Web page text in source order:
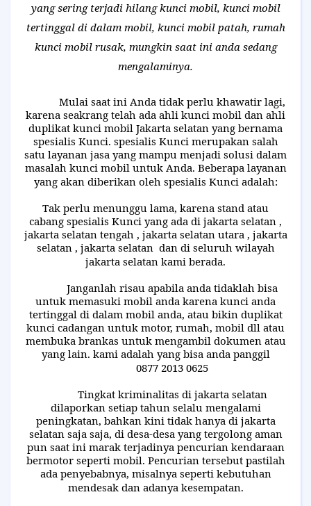
yang sering terjadi hilang kunci mobil, kunci mobil
tertinggal di dalam mobil, kunci mobil patah, rumah
kunci mobil rusak, mungkin saat ini anda sedang
mengalaminya.
Mulai saat ini Anda tidak perlu khawatir lagi,
karena seakrang telah ada ahli kunci mobil dan ahli
duplikat kunci mobil Jakarta selatan yang bernama
spesialis Kunci. spesialis Kunci merupakan salah
satu layanan jasa yang mampu menjadi solusi dalam
masalah kunci mobil untuk Anda. Beberapa layanan
yang akan diberikan oleh spesialis Kunci adalah:
Tak perlu menunggu lama, karena stand atau
cabang spesialis Kunci yang ada di jakarta selatan ,
jakarta selatan tengah , jakarta selatan utara , jakarta
selatan , jakarta selatan dan di seluruh wilayah
jakarta selatan kami berada.
Janganlah risau apabila anda tidaklah bisa
untuk memasuki mobil anda karena kunci anda
tertinggal di dalam mobil anda, atau bikin duplikat
kunci cadangan untuk motor, rumah, mobil dll atau
membuka brankas untuk mengambil dokumen atau
yang lain. kami adalah yang bisa anda panggil
0877 2013 0625
Tingkat kriminalitas di jakarta selatan
dilaporkan setiap tahun selalu mengalami
peningkatan, bahkan kini tidak hanya di jakarta
selatan saja saja, di desa-desa yang tergolong aman
pun saat ini marak terjadinya pencurian kendaraan
bermotor seperti mobil. Pencurian tersebut pastilah
ada penyebabnya, misalnya seperti kebutuhan
mendesak dan adanya kesempatan.